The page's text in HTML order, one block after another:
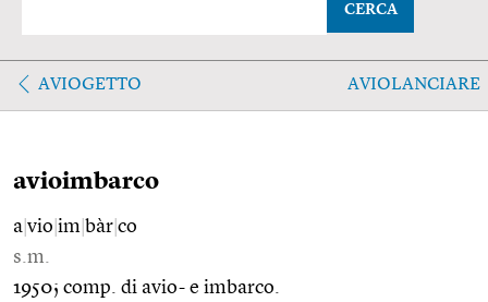
CERCA
AVIOGETTO AVIOLANCIARE
avioimbarco
a vio im bàr co
s.m.
1950; comp. di avio- e imbarco.